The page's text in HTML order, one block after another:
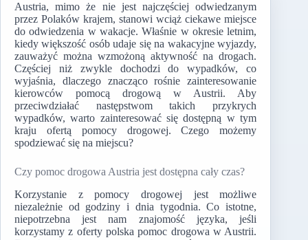
Austria, mimo że nie jest najczęściej odwiedzanym
przez Polaków krajem, stanowi wciąż ciekawe miejsce
do odwiedzenia w wakacje. Właśnie w okresie letnim,
kiedy większość osób udaje się na wakacyjne wyjazdy,
zauważyć można wzmożoną aktywność na drogach.
Częściej niż zwykle dochodzi do wypadków, co
wyjaśnia, dlaczego znacząco rośnie zainteresowanie
kierowców pomocą drogową w Austrii. Aby
przeciwdziałać następstwom takich przykrych
wypadków, warto zainteresować się dostępną w tym
kraju ofertą pomocy drogowej. Czego możemy
spodziewać się na miejscu?
Czy pomoc drogowa Austria jest dostępna cały czas?
Korzystanie z pomocy drogowej jest możliwe
niezależnie od godziny i dnia tygodnia. Co istotne,
niepotrzebna jest nam znajomość języka, jeśli
korzystamy z oferty polska pomoc drogowa w Austrii.